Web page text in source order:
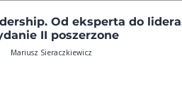
Od eksperta do
II poszerzone
Mariusz Sieraczkiewicz